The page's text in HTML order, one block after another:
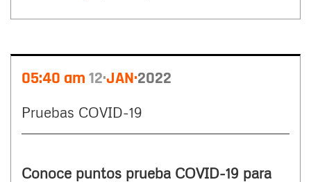
05:40 am 12 JAN 2022
Pruebas COVID-19
Conoce puntos prueba COVID-19 para